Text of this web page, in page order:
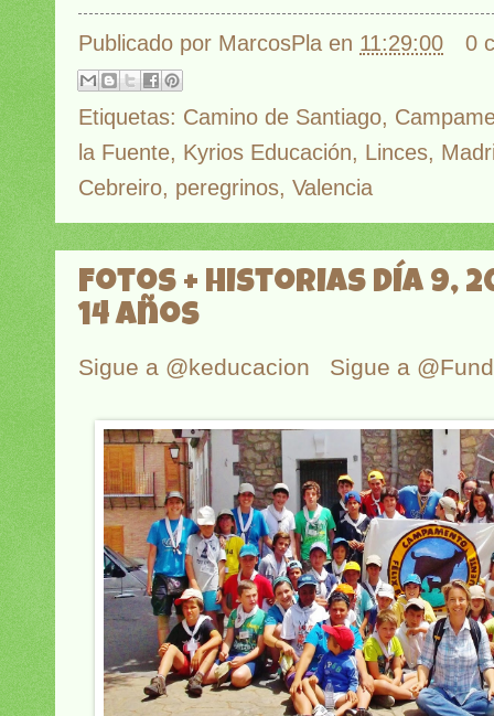
Publicado por MarcosPla en 11:29:00 0
Etiquetas: Camino de Santiago,
la Fuente, Kyrios Educación, Linces,
Cebreiro, peregrinos, Valencia
Fotos + historias Día 9,
14 años
Sigue a @keducacion Sigue a